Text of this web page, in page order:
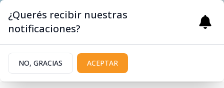
¿Querés recibir nuestras
notificaciones?
NO, GRACIAS ACEPTAR